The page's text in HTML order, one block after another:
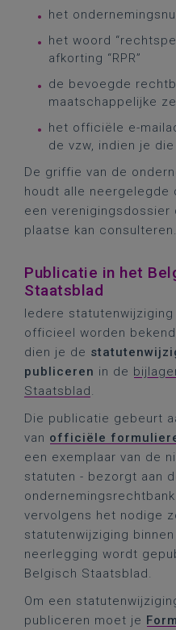
het
het woord
afkorting “RPR”
de bevoegde
maatschappelijke
het officiële e-
de vzw, indien je
De griffie van de
houdt alle neergelegde
een
plaatse kan consulteren.
Publicatie in het
Staatsblad
Iedere
officieel worden
dien je de
publiceren in de
Staatsblad.
Die publicatie gebeurt
van officiële
een exemplaar van de
statuten - bezorgt aan
vervolgens het nodige
statutenwijziging
neerlegging wordt
Belgisch Staatsblad.
Om een
publiceren moet je